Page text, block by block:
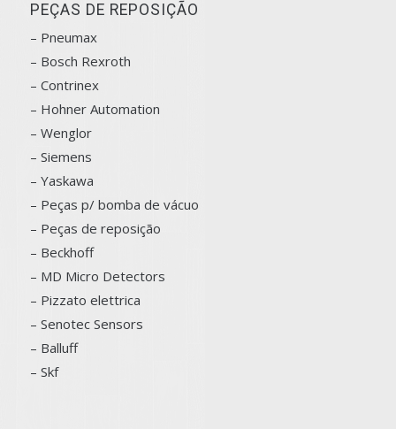
PEÇAS DE REPOSIÇÃO
– Pneumax
– Bosch Rexroth
– Contrinex
– Hohner Automation
– Wenglor
– Siemens
– Yaskawa
– Peças p/ bomba de vácuo
– Peças de reposição
– Beckhoff
– MD Micro Detectors
– Pizzato elettrica
– Senotec Sensors
– Balluff
– Skf